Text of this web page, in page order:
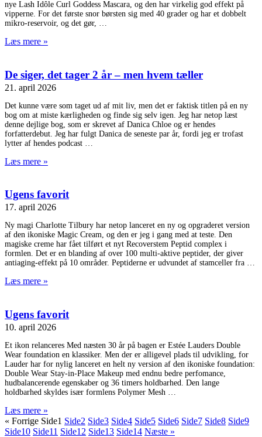
nye Lash Idôle Curl Goddess Mascara, og den har virkelig god effekt på
vipperne. For det første snor børsten sig med 40 grader og har et dobbelt
mikro-reservoir, og det gør,
Læs mere »
De siger, det tager 2 år – men hvem tæller
21. april 2026
Det kunne være som taget ud af mit liv, men det er faktisk titlen på en ny
bog om at miste kærligheden og finde sig selv igen. Jeg har netop læst
denne dejlige bog, som er skrevet af Danica Chloe og er hendes
forfatterdebut. Jeg har fulgt Danica de seneste par år, fordi jeg er trofast
lytter af hendes podcast
Læs mere »
Ugens favorit
17. april 2026
Ny magi Charlotte Tilbury har netop lanceret en ny og opgraderet version
af den ikoniske Magic Cream, og den er jeg i gang med at teste. Den
magiske creme har fået tilført et nyt Recoverstem Peptid complex i
formlen. Det er en blanding af over 100 multi-aktive peptider, der giver
antiaging-effekt på 10 områder. Peptiderne er udvundet af stamceller fra
Læs mere »
Ugens favorit
10. april 2026
Et ikon relanceres Med næsten 30 år på bagen er Estée Lauders Double
Wear foundation en klassiker. Men der er alligevel plads til udvikling, for
Lauder har for nylig lanceret en helt ny version af den ikoniske foundation:
Double Wear Stay-in-Place Makeup med endnu bedre perfomance,
hudbalancerende egenskaber og 36 timers holdbarhed. Den lange
holdbarhed skyldes især formlens Polymer Mesh
Læs mere »
« Forrige Side1 Side2 Side3 Side4 Side5 Side6 Side7 Side8 Side9
Side10 Side11 Side12 Side13 Side14 Næste »